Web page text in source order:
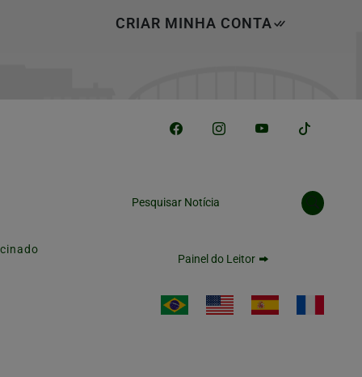
CRIAR MINHA CONTA
Pesquisar Notícia
Painel do Leitor